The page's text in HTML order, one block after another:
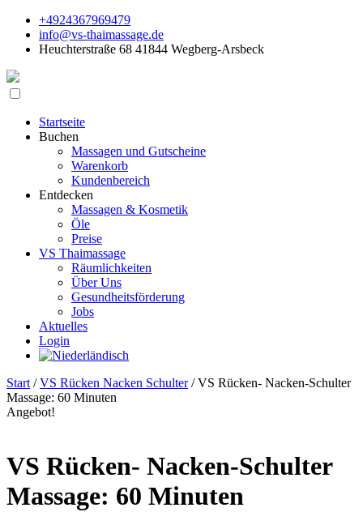
+4924367969479
info@vs-thaimassage.de
Heuchterstraße 68 41844 Wegberg-Arsbeck
Startseite
Buchen
Massagen und Gutscheine
Warenkorb
Kundenbereich
Entdecken
Massagen & Kosmetik
Öle
Preise
VS Thaimassage
Räumlichkeiten
Über Uns
Gesundheitsförderung
Jobs
Aktuelles
Login
Start /VS Rücken Nacken Schulter/ VS Rücken- Nacken-Schulter
Massage: 60 Minuten
Angebot!
VS Rücken- Nacken-Schulter
Massage: 60 Minuten